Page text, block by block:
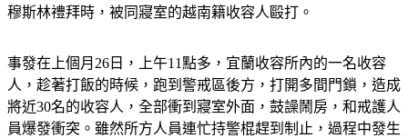
穆斯林禮拜時，被同寢室的越南籍收容人毆打。
事發在上個月26日，上午11點多，宜蘭收容所內的一名收容
人，趁著打飯的時候，跑到警戒區後方，打開多間門鎖，造成
將近30名的收容人，全部衝到寢室外面，鼓譟鬧房，和戒護人
員爆發衝突。雖然所方人員連忙持警棍趕到制止，過程中發生